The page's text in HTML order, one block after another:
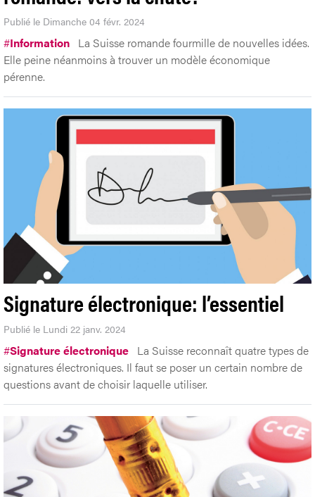
Publié le Dimanche 04 févr. 2024
#Information La Suisse romande fourmille de nouvelles idées.
Elle peine néanmoins à trouver un modèle économique
pérenne.
Signature électronique: l’essentiel
Publié le Lundi 22 janv. 2024
#Signature électronique La Suisse reconnaît quatre types de
signatures électroniques. Il faut se poser un certain nombre de
questions avant de choisir laquelle utiliser.